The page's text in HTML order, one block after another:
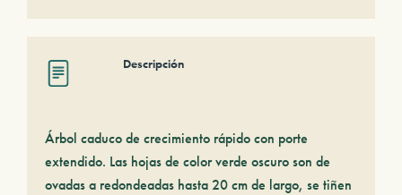
Descripción
Árbol caduco de crecimiento rápido con porte
extendido. Las hojas de color verde oscuro son de
ovadas a redondeadas hasta 20 cm de largo, se tiñen